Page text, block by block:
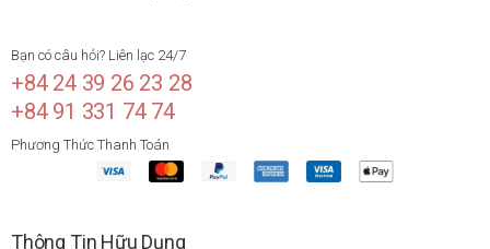
Bạn có câu hỏi? Liên lạc 24/7
+84 24 39 26 23 28
+84 91 331 74 74
Phương Thức Thanh Toán
Thông Tin Hữu Dụng